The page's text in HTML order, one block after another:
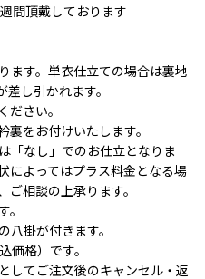
間頂戴しております
ます。単衣仕立ての場合は裏地
し引かれます。
ださい。
をお付けいたします。
「なし」でのお仕立となりま
によってはプラス料金となる場
ご相談の上承ります。
。
掛が付きます。
価格）です。
してご注文後のキャンセル・返